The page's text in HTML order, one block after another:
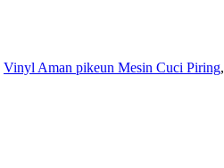
Vinyl Aman pikeun Mesin Cuci Piring,